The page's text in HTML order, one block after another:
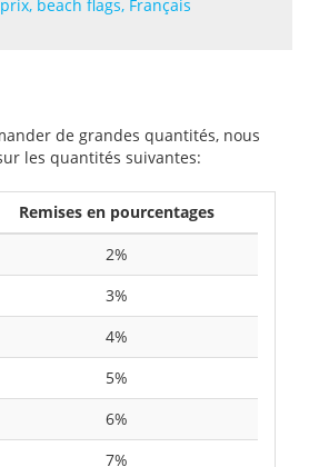
prix, beach flags, Français
de grandes quantités, nous
les quantités suivantes:
Remises en pourcentages
2%
3%
4%
5%
6%
7%